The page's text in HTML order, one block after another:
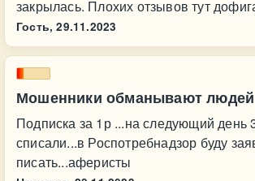
закрылась. Плохих отзывов тут
Гость, 29.11.2023
Мошенники обманывают людей
Подписка за 1р ...на следующий день
списали...в Роспотребнадзор буду
писать...аферисты